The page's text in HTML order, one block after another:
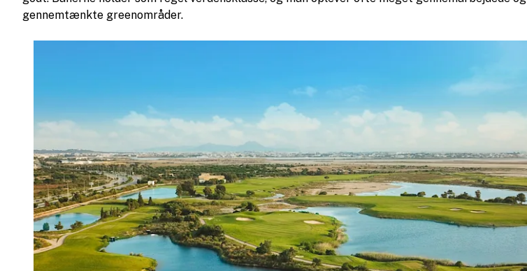
gennemtænkte greenområder.